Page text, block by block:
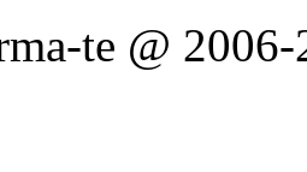
te @